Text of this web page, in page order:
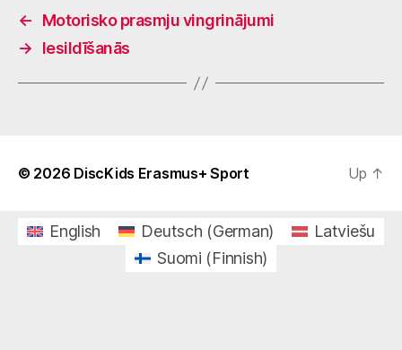
←
Motorisko prasmju vingrinājumi
→
Iesildīšanās
© 2026 DiscKids Erasmus+ Sport Up ↑
English Deutsch (German)
Latviešu
Suomi (Finnish)